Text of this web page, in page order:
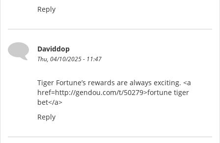
Reply
Daviddop
Thu, 04/10/2025 - 11:47
Tiger Fortune’s rewards are always exciting. <a
href=http://gendou.com/t/50279>fortune tiger
bet</a>
Reply